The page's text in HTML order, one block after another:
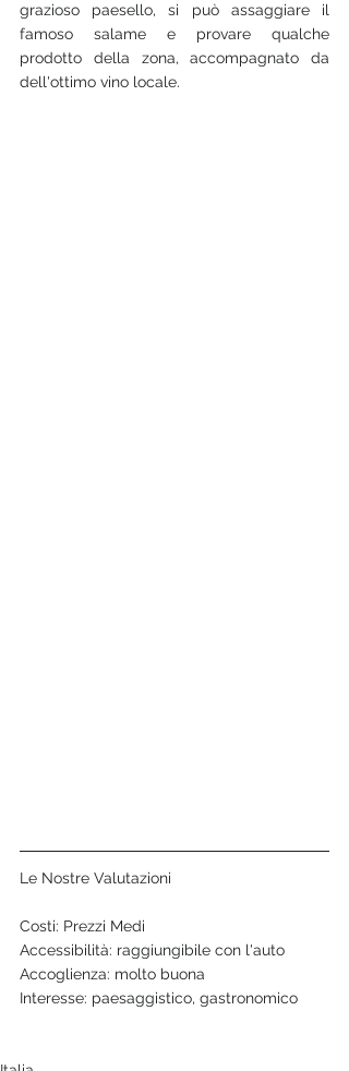
grazioso paesello, si può assaggiare il
famoso salame e provare qualche
prodotto della zona, accompagnato da
dell'ottimo vino locale.
Le Nostre Valutazioni
Costi: Prezzi Medi
Accessibilità: raggiungibile con l'auto
Accoglienza: molto buona
Interesse: paesaggistico, gastronomico